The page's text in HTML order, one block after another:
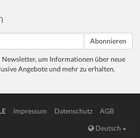
Abonnieren
Newsletter, um Informationen über neue
Angebote und mehr zu erhalten.
Impressum Datenschutz
AGB
Deutsch